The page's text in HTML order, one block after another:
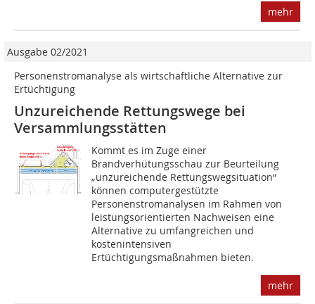
mehr
Ausgabe 02/2021
Personenstromanalyse als wirtschaftliche Alternative zur
Ertüchtigung
Unzureichende Rettungswege bei
Versammlungsstätten
Kommt es im Zuge einer
Brandverhütungsschau zur Beurteilung
„unzureichende Rettungswegsituation“
können computergestützte
Personenstromanalysen im Rahmen von
leistungsorientierten Nachweisen eine
Alternative zu umfangreichen und
kostenintensiven
Ertüchtigungsmaßnahmen bieten.
mehr